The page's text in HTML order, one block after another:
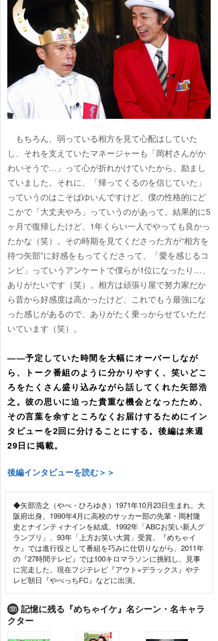
もちろん、弱っている相方を見て心配はしていた
し、それを支えていたマネージャーも「岡村さんがか
わいそうで…」って心が折れかけていたから、励まし
ていました。それに、「帰ってくるのを信じていた」
っていうのはこそばゆいんですけど、僕の性格的にど
こかで「大丈夫やろ」っていうのがあって。結果的に5
ヶ月で復帰したけど、1年くらい一人でやっても良かっ
たかな（笑）。その時期を見てくださった方が“相方を
待つ矢部”に好感をもってくださって、「愛を感じるコ
ンビ」っていうアンケートで僕らが1位になったり…、
ありがたいです（笑）。相方は頑張り屋で努力家だか
ら昔から好感度は高かったけど、これでもう最強にな
った感じがあるので、ありがたく乗っからせていただ
いています（笑）。
――予定していた時間を大幅にオーバーしなが
ら、トーク番組のように分かりやすく、笑いどこ
ろをたくさん盛り込みながら話してくれた矢部浩
之。彼の思いに迫った貴重な機会となったため、
その言葉を余すところなくお届けするためにイン
タビューを2回に分けることにする。後編は来週
29日に掲載。
後編インタビューを読む＞＞
◆矢部浩之（やべ・ひろゆき）1971年10月23日生まれ。大
阪府出身。1990年4月に高校のサッカー部の先輩・岡村隆
史とナインティナインを結成。1992年「ABCお笑い新人グ
ランプリ」、93年「上方お笑い大賞」受賞。『めちゃイ
ケ』では進行役として番組を巧みに仕切りながら、2011年
の『27時間テレビ』では100キロマラソンに挑戦し、見事
に完走した。現在フジテレビ『アウト×デラックス』やテ
レビ朝日『やべっちFC』などに出演。
記憶に残る『めちゃイケ』名シーン・名キャラ
クター